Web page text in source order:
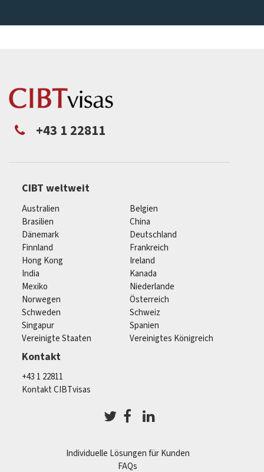
+43 1 22811
CIBT weltweit
Australien
Belgien
Brasilien
China
Dänemark
Deutschland
Finnland
Frankreich
Hong Kong
Ireland
India
Kanada
Mexiko
Niederlande
Norwegen
Österreich
Schweden
Schweiz
Singapur
Spanien
Vereinigte Staaten
Vereinigtes Königreich
Kontakt
+43 1 22811
Kontakt CIBTvisas
Individuelle Lösungen für Kunden
FAQs